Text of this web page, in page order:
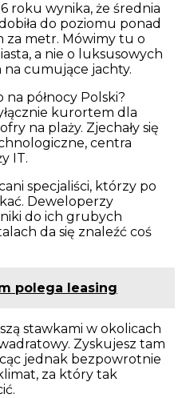
roku wynika, że średnia
do poziomu ponad
za metr. Mówimy tu o
a nie o luksusowych
cumujące jachty.
północy Polski?
kurortem dla
na plaży. Zjechały się
centra
IT.
specjaliści, którzy po
Deweloperzy
do ich grubych
da się znaleźć coś
polega leasing
stawkami w okolicach
Zyskujesz tam
jednak bezpowrotnie
za który tak